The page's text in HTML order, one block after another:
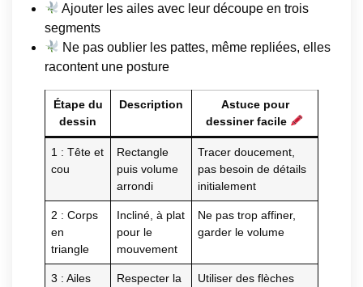
Ajouter les ailes avec leur découpe en trois
segments
Ne pas oublier les pattes, même repliées, elles
racontent une posture
Étape du
dessin
Description
Astuce pour
dessiner facile
1 : Tête et
cou
Rectangle
puis volume
arrondi
Tracer doucement,
pas besoin de détails
initialement
2 : Corps
en
triangle
Incliné, à plat
pour le
mouvement
Ne pas trop affiner,
garder le volume
3 : Ailes
Respecter la
Utiliser des flèches